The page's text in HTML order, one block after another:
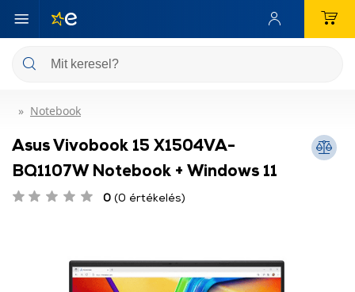
Notebook
Asus Vivobook 15 X1504VA-
BQ1107W Notebook + Windows 11
0 (0 értékelés)